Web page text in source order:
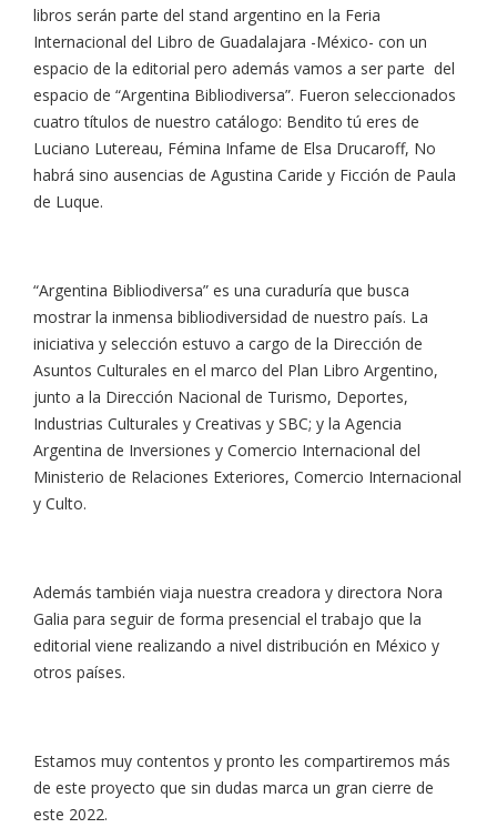
libros serán parte del stand argentino en la Feria
Internacional del Libro de Guadalajara -México- con un
espacio de la editorial pero además vamos a ser parte del
espacio de “Argentina Bibliodiversa”. Fueron seleccionados
cuatro títulos de nuestro catálogo: Bendito tú eres de
Luciano Lutereau, Fémina Infame de Elsa Drucaroff, No
habrá sino ausencias de Agustina Caride y Ficción de Paula
de Luque.
“Argentina Bibliodiversa” es una curaduría que busca
mostrar la inmensa bibliodiversidad de nuestro país. La
iniciativa y selección estuvo a cargo de la Dirección de
Asuntos Culturales en el marco del Plan Libro Argentino,
junto a la Dirección Nacional de Turismo, Deportes,
Industrias Culturales y Creativas y SBC; y la Agencia
Argentina de Inversiones y Comercio Internacional del
Ministerio de Relaciones Exteriores, Comercio Internacional
y Culto.
Además también viaja nuestra creadora y directora Nora
Galia para seguir de forma presencial el trabajo que la
editorial viene realizando a nivel distribución en México y
otros países.
Estamos muy contentos y pronto les compartiremos más
de este proyecto que sin dudas marca un gran cierre de
este 2022.